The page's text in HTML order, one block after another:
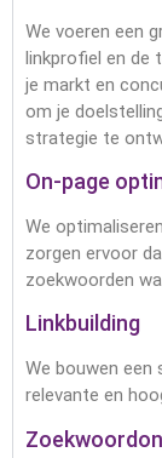
We voeren een
linkprofiel en de
je markt en
om je
strategie te
On-page
We
zorgen ervoor
zoekwoorden
Linkbuilding
We bouwen een
relevante en